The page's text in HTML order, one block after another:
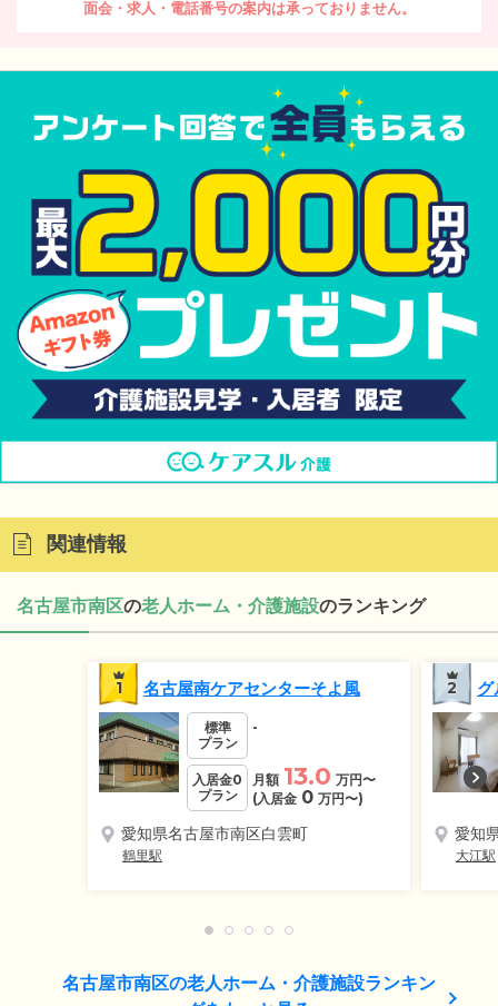
面会・求人・電話番号の案内は承っておりません。
関連情報
名古屋市南区の老人ホーム・介護施設のランキング
1 名古屋南ケアセンターそよ風
標準
プラン
-
入居金0
プラン
月額 13.0 万円〜
(入居金 0 万円〜)
愛知県名古屋市南区白雲町
鶴里駅
2
愛知
大江駅
名古屋市南区の老人ホーム・介護施設ランキン